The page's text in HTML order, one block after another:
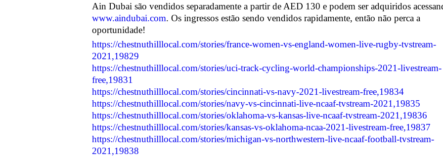
Ain Dubai são vendidos separadamente a partir de AED 130 e podem ser adquiridos
www.aindubai.com. Os ingressos estão sendo vendidos rapidamente, então não perca a
oportunidade!
https://chestnuthilllocal.com/stories/france-women-vs-england-women-live-rugby-tvstream-
2021,19829
https://chestnuthilllocal.com/stories/uci-track-cycling-world-championships-2021-livestream-
free,19831
https://chestnuthilllocal.com/stories/cincinnati-vs-navy-2021-livestream-free,19834
https://chestnuthilllocal.com/stories/navy-vs-cincinnati-live-ncaaf-tvstream-2021,19835
https://chestnuthilllocal.com/stories/oklahoma-vs-kansas-live-ncaaf-tvstream-2021,19836
https://chestnuthilllocal.com/stories/kansas-vs-oklahoma-ncaa-2021-livestream-free,19837
https://chestnuthilllocal.com/stories/michigan-vs-northwestern-live-ncaaf-football-tvstream-
2021,19838